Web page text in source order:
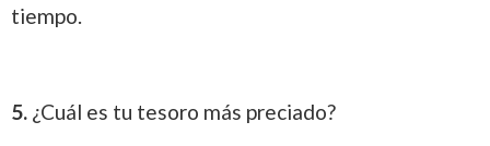
tiempo.
5. ¿Cuál es tu tesoro más preciado?